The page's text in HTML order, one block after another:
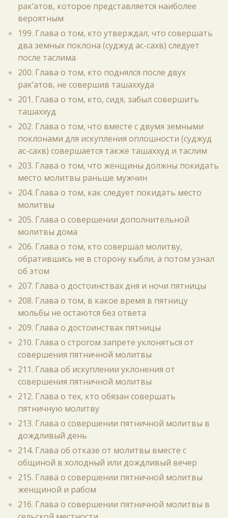
рак‘атов, которое представляется наиболее
вероятным
199. Глава о том, кто утверждал, что совершать
два земных поклона (суджуд ас-сахв) следует
после таслима
200. Глава о том, кто поднялся после двух
рак‘атов, не совершив ташаххуда
201. Глава о том, кто, сидя, забыл совершить
ташаххуд
202. Глава о том, что вместе с двумя земными
поклонами для искупления оплошности (суджуд
ас-сахв) совершается также ташаххуд и таслим
203. Глава о том, что женщины должны покидать
место молитвы раньше мужчин
204. Глава о том, как следует покидать место
молитвы
205. Глава о совершении дополнительной
молитвы дома
206. Глава о том, кто совершал молитву,
обратившись не в сторону кыбли, а потом узнал
об этом
207. Глава о достоинствах дня и ночи пятницы
208. Глава о том, в какое время в пятницу
мольбы не остаются без ответа
209. Глава о достоинствах пятницы
210. Глава о строгом запрете уклоняться от
совершения пятничной молитвы
211. Глава об искуплении уклонения от
совершения пятничной молитвы
212. Глава о тех, кто обязан совершать
пятничную молитву
213. Глава о совершении пятничной молитвы в
дождливый день
214. Глава об отказе от молитвы вместе с
общиной в холодный или дождливый вечер
215. Глава о совершении пятничной молитвы
женщиной и рабом
216. Глава о совершении пятничной молитвы в